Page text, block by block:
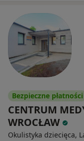
Bezpieczne płatności
CENTRUM
WROCŁAW
Okulistyka dziecięca,